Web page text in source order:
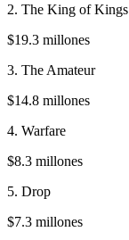
2. The King of Kings
$19.3 millones
3. The Amateur
$14.8 millones
4. Warfare
$8.3 millones
5. Drop
$7.3 millones